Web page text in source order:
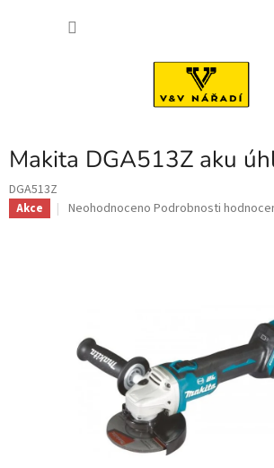
Makita DGA513Z aku
DGA513Z
Akce
Průměrné
Neohodnoceno Podrobnosti